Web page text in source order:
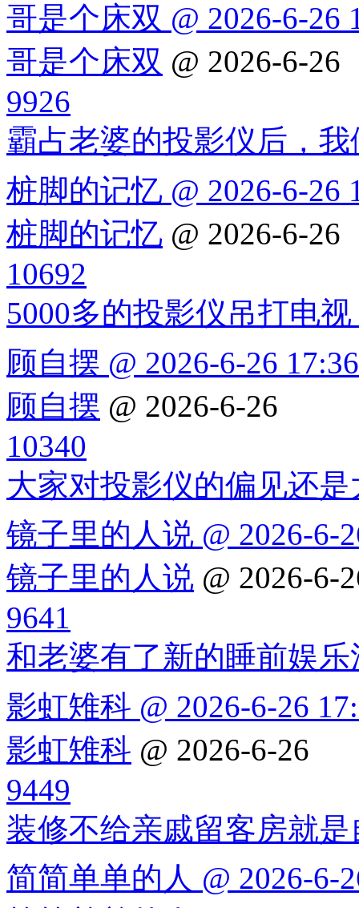
哥是个床双 @ 2026-6-26
哥是个床双 @ 2026-6-26
9926
霸占老婆的投影仪后，
桩脚的记忆 @ 2026-6-26
桩脚的记忆 @ 2026-6-26
10692
5000多的投影仪吊打电
顾自摆 @ 2026-6-26 17:36
顾自摆 @ 2026-6-26
10340
大家对投影仪的偏见还
镜子里的人说 @ 2026-6-
镜子里的人说 @ 2026-6-
9641
和老婆有了新的睡前娱乐
影虹雉科 @ 2026-6-26
影虹雉科 @ 2026-6-26
9449
装修不给亲戚留客房就是
简简单单的人 @ 2026-6-